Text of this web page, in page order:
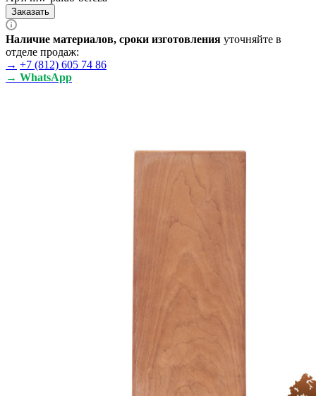
Заказать
Наличие материалов, сроки изготовления уточняйте в
отделе продаж:
→ +7 (812) 605 74 86
→ WhatsApp